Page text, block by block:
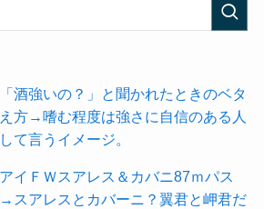
酒強いの？」と聞かれたときのベタ
方→嗜む程度は強さに自信のある人
て言うイメージ。
イＦＷスアレス＆カバニ87ｍパス
スアレスとカバーニ？翼君と岬君だ